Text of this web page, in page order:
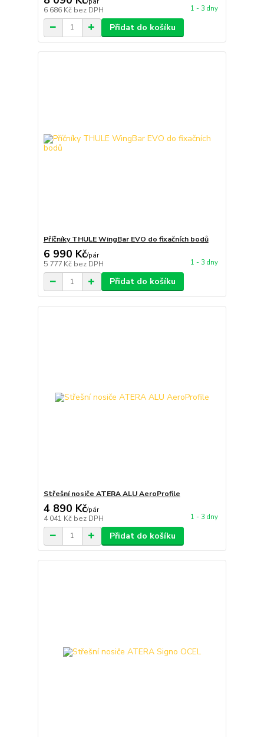
6 686 Kč bez DPH 1 - 3 dny
Přidat do košíku
Příčníky THULE WingBar EVO do fixačních bodů
6 990 Kč/pár
5 777 Kč bez DPH 1 - 3 dny
Přidat do košíku
Střešní nosiče ATERA ALU AeroProfile
4 890 Kč/pár
4 041 Kč bez DPH 1 - 3 dny
Přidat do košíku